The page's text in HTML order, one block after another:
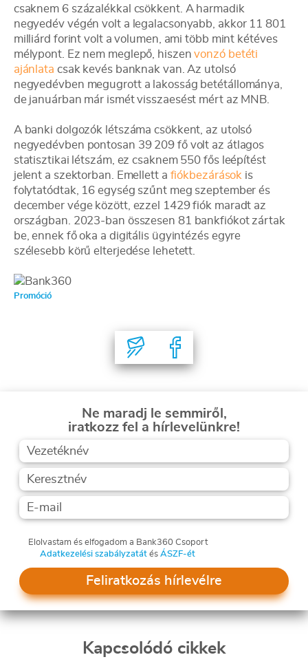
csaknem 6 százalékkal csökkent. A harmadik
negyedév végén volt a legalacsonyabb, akkor 11 801
milliárd forint volt a volumen, ami több mint kétéves
mélypont. Ez nem meglepő, hiszenvonzó betéti
ajánlata csak kevés banknak van. Az utolsó
negyedévben megugrott a lakosság betétállománya,
de januárban már ismét visszaesést mért az MNB.
A banki dolgozók létszáma csökkent, az utolsó
negyedévben pontosan 39 209 fő volt az átlagos
statisztikai létszám, ez csaknem 550 fős leépítést
jelent a szektorban. Emellett a fiókbezárások is
folytatódtak, 16 egység szűnt meg szeptember és
december vége között, ezzel 1429 fiók maradt az
országban. 2023-ban összesen 81 bankfiókot zártak
be, ennek fő oka a digitális ügyintézés egyre
szélesebb körű elterjedése lehetett.
Promóció
Ne maradj le semmiről,
iratkozz fel a hírlevelünkre!
Elolvastam és elfogadom a Bank360 Csoport
Adatkezelési szabályzatátés ÁSZF-ét
Feliratkozás hírlevélre
Kapcsolódó cikkek